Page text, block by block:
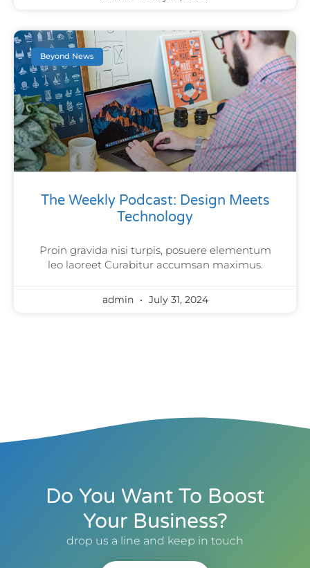
Beyond News
The Weekly Podcast: Design Meets
Technology
Proin gravida nisi turpis, posuere elementum
leo laoreet Curabitur accumsan maximus.
admin July 31, 2024
Do You Want To Boost
Your Business?
drop us a line and keep in touch